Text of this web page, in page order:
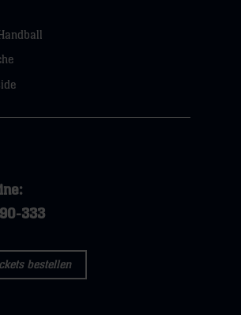
333
bestellen